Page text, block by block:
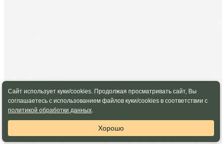
Сайт использует куки/cookies. Продолжая просматривать сайт, Вы
соглашаетесь с использованием файлов куки/cookies в соответствии с
политикой обработки данных.
Хорошо